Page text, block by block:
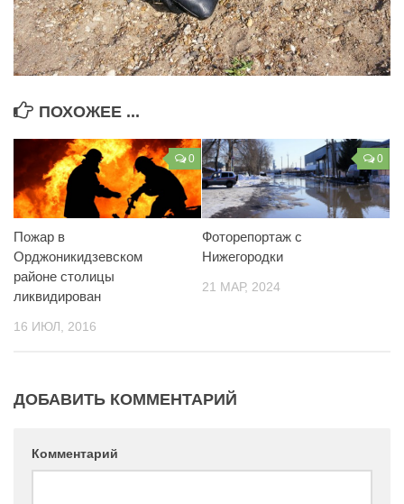
ПОХОЖЕЕ ...
0
Пожар в
Орджоникидзевском
районе столицы
ликвидирован
16 ИЮЛ, 2016
0
Фоторепортаж с
Нижегородки
21 МАР, 2024
ДОБАВИТЬ КОММЕНТАРИЙ
Комментарий